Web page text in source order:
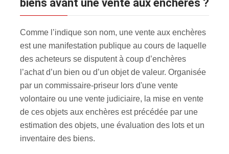
biens avant une vente aux enchères ?
Comme l’indique son nom, une vente aux enchères
est une manifestation publique au cours de laquelle
des acheteurs se disputent à coup d’enchères
l’achat d’un bien ou d’un objet de valeur. Organisée
par un commissaire-priseur lors d'une vente
volontaire ou une vente judiciaire, la mise en vente
de ces objets aux enchères est précédée par une
estimation des objets, une évaluation des lots et un
inventaire des biens.